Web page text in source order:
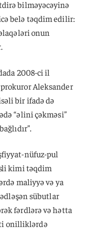
bilməyəcəyinə
belə təqdim edilir:
onun
2008-ci il
Aleksander
bir ifadə də
“əlini çəkməsi”
nüfuz-pul
kimi təqdim
maliyyə və ya
sübutlar
fərdlərə və hətta
onilliklərdə